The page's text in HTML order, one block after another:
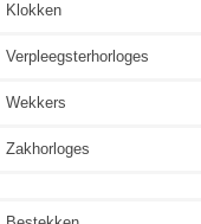
Klokken
Verpleegsterhorloges
Wekkers
Zakhorloges